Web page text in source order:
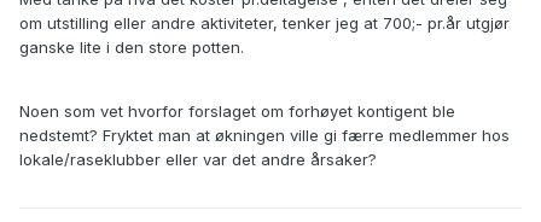
om utstilling eller andre aktiviteter, tenker jeg at 700;- pr.år utgjør
ganske lite i den store potten.
Noen som vet hvorfor forslaget om forhøyet kontigent ble
nedstemt? Fryktet man at økningen ville gi færre medlemmer hos
lokale/raseklubber eller var det andre årsaker?